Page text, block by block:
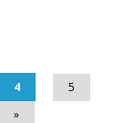
4
5
»